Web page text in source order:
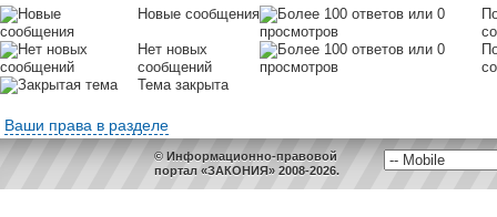
Новые сообщения
Нет новых
сообщений
Тема закрыта
Ваши права в разделе
© Информационно-правовой
портал «ЗАКОНИЯ» 2008-2026.